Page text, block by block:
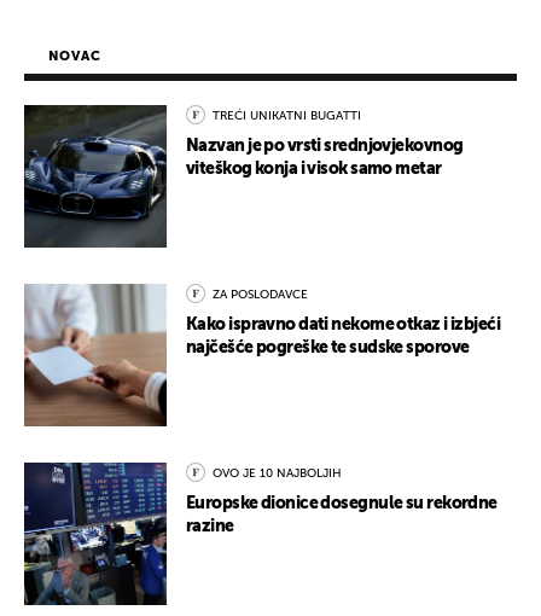
NOVAC
TREĆI UNIKATNI BUGATTI
Nazvan je po vrsti srednjovjekovnog
viteškog konja i visok samo metar
ZA POSLODAVCE
Kako ispravno dati nekome otkaz i izbjeći
najčešće pogreške te sudske sporove
OVO JE 10 NAJBOLJIH
Europske dionice dosegnule su rekordne
razine